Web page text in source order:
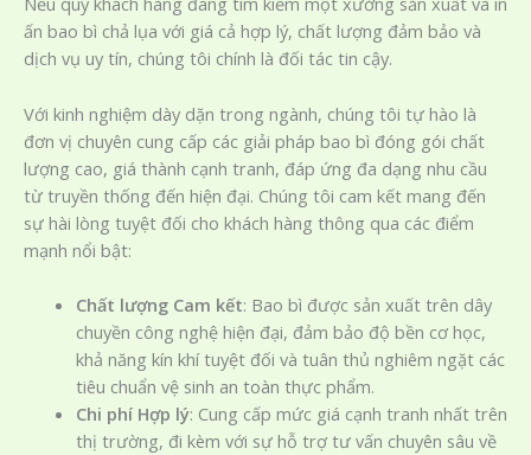
ấn bao bì chả lụa với giá cả hợp lý, chất lượng đảm bảo và
dịch vụ uy tín, chúng tôi chính là đối tác tin cậy.
Với kinh nghiệm dày dặn trong ngành, chúng tôi tự hào là
đơn vị chuyên cung cấp các giải pháp bao bì đóng gói chất
lượng cao, giá thành cạnh tranh, đáp ứng đa dạng nhu cầu
từ truyền thống đến hiện đại. Chúng tôi cam kết mang đến
sự hài lòng tuyệt đối cho khách hàng thông qua các điểm
mạnh nổi bật:
Chất lượng Cam kết: Bao bì được sản xuất trên dây
chuyền công nghệ hiện đại, đảm bảo độ bền cơ học,
khả năng kín khí tuyệt đối và tuân thủ nghiêm ngặt các
tiêu chuẩn vệ sinh an toàn thực phẩm.
Chi phí Hợp lý: Cung cấp mức giá cạnh tranh nhất trên
thị trường, đi kèm với sự hỗ trợ tư vấn chuyên sâu về